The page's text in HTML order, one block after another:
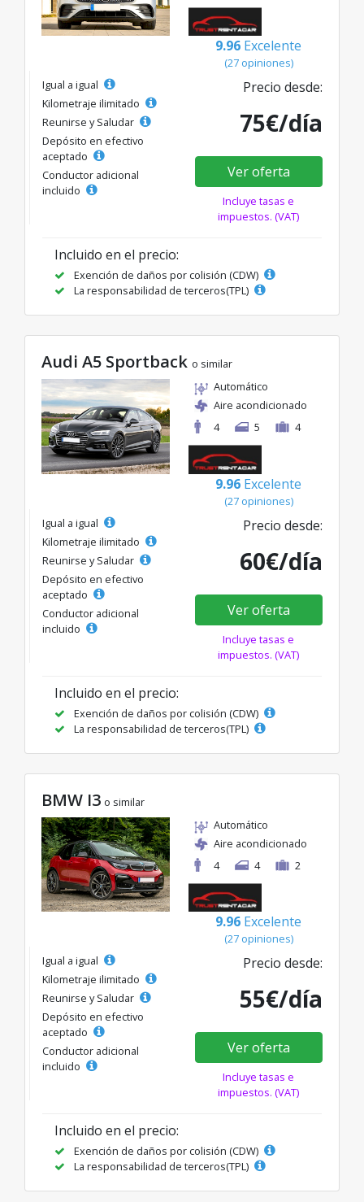
9.96 Excelente
(27 opiniones)
Igual a igual
Kilometraje ilimitado
Reunirse y Saludar
Depósito en efectivo
aceptado
Conductor adicional
incluido
Precio desde:
75€/día
Ver oferta
Incluye tasas e
impuestos. (VAT)
Incluido en el precio:
Exención de daños por colisión (CDW)
La responsabilidad de terceros(TPL)
Audi A5 Sportback o similar
Automático
Aire acondicionado
4
5 4
9.96 Excelente
(27 opiniones)
Igual a igual
Kilometraje ilimitado
Reunirse y Saludar
Depósito en efectivo
aceptado
Conductor adicional
incluido
Precio desde:
60€/día
Ver oferta
Incluye tasas e
impuestos. (VAT)
Incluido en el precio:
Exención de daños por colisión (CDW)
La responsabilidad de terceros(TPL)
BMW I3 o similar
Automático
Aire acondicionado
4
4 2
9.96 Excelente
(27 opiniones)
Igual a igual
Kilometraje ilimitado
Reunirse y Saludar
Depósito en efectivo
aceptado
Conductor adicional
incluido
Precio desde:
55€/día
Ver oferta
Incluye tasas e
impuestos. (VAT)
Incluido en el precio:
Exención de daños por colisión (CDW)
La responsabilidad de terceros(TPL)